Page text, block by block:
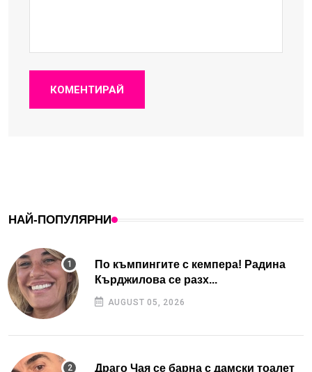
КОМЕНТИРАЙ
НАЙ-ПОПУЛЯРНИ
По къмпингите с кемпера! Радина
Кърджилова се разх...
AUGUST 05, 2026
Драго Чая се барна с дамски тоалет